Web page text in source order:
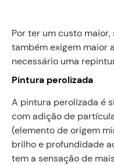
Por ter um custo
também exigem maior
necessário uma
Pintura perolizada
A pintura perolizada é
com adição de
(elemento de origem
brilho e profundidade
tem a sensação de